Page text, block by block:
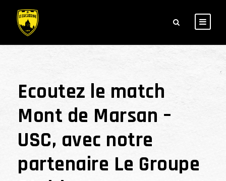
Ecoutez le match
Mont de Marsan –
USC, avec notre
partenaire Le Groupe